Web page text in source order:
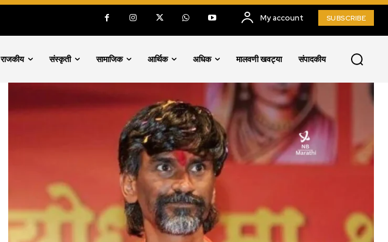
My account SUBSCRIBE
राजकीय संस्कृती सामाजिक आर्थिक अधिक मालवणी खवट्या संपादकीय